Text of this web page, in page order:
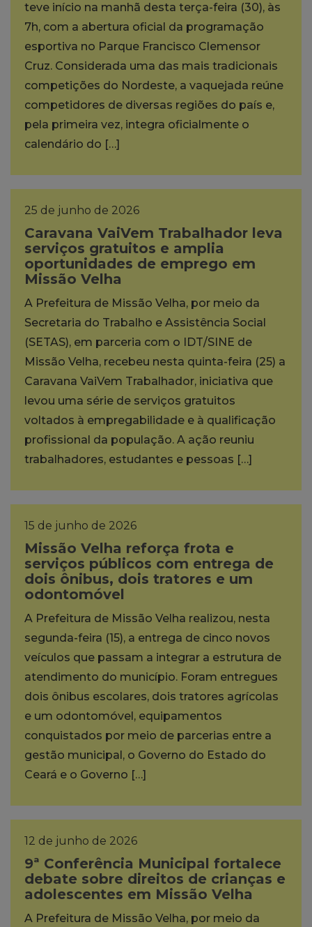
teve início na manhã desta terça-feira (30), às
7h, com a abertura oficial da programação
esportiva no Parque Francisco Clemensor
Cruz. Considerada uma das mais tradicionais
competições do Nordeste, a vaquejada reúne
competidores de diversas regiões do país e,
pela primeira vez, integra oficialmente o
calendário do […]
25 de junho de 2026
Caravana VaiVem Trabalhador leva
serviços gratuitos e amplia
oportunidades de emprego em
Missão Velha
A Prefeitura de Missão Velha, por meio da
Secretaria do Trabalho e Assistência Social
(SETAS), em parceria com o IDT/SINE de
Missão Velha, recebeu nesta quinta-feira (25) a
Caravana VaiVem Trabalhador, iniciativa que
levou uma série de serviços gratuitos
voltados à empregabilidade e à qualificação
profissional da população. A ação reuniu
trabalhadores, estudantes e pessoas […]
15 de junho de 2026
Missão Velha reforça frota e
serviços públicos com entrega de
dois ônibus, dois tratores e um
odontomóvel
A Prefeitura de Missão Velha realizou, nesta
segunda-feira (15), a entrega de cinco novos
veículos que passam a integrar a estrutura de
atendimento do município. Foram entregues
dois ônibus escolares, dois tratores agrícolas
e um odontomóvel, equipamentos
conquistados por meio de parcerias entre a
gestão municipal, o Governo do Estado do
Ceará e o Governo […]
12 de junho de 2026
9ª Conferência Municipal fortalece
debate sobre direitos de crianças e
adolescentes em Missão Velha
A Prefeitura de Missão Velha, por meio da